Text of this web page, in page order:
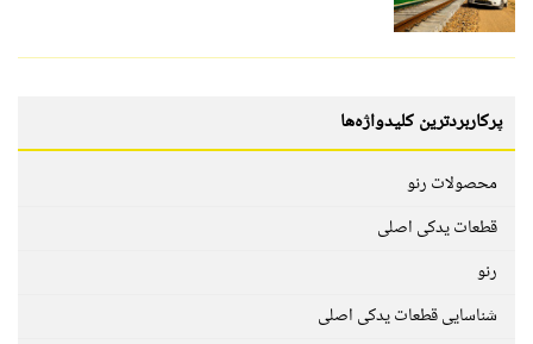
پرکاربردترین کلیدواژه‌ها
محصولات رنو
قطعات یدکی اصلی
رنو
شناسایی قطعات یدکی اصلی